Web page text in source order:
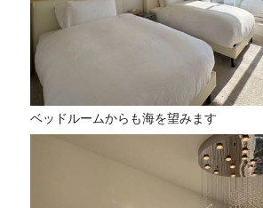
ベッドルームからも海を望みます